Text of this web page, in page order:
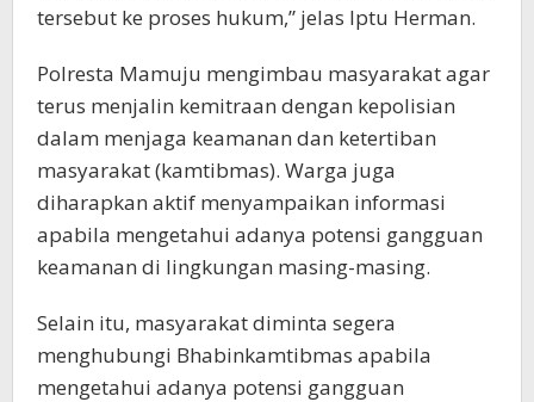
tersebut ke proses hukum,” jelas Iptu Herman.
Polresta Mamuju mengimbau masyarakat agar
terus menjalin kemitraan dengan kepolisian
dalam menjaga keamanan dan ketertiban
masyarakat (kamtibmas). Warga juga
diharapkan aktif menyampaikan informasi
apabila mengetahui adanya potensi gangguan
keamanan di lingkungan masing-masing.
Selain itu, masyarakat diminta segera
menghubungi Bhabinkamtibmas apabila
mengetahui adanya potensi gangguan